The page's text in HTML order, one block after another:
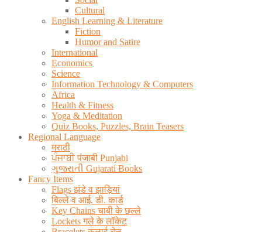
Cultural
English Learning & Literature
Fiction
Humor and Satire
International
Economics
Science
Information Technology & Computers
Africa
Health & Fitness
Yoga & Meditation
Quiz Books, Puzzles, Brain Teasers
Regional Language
मराठी
ਪੰਜਾਬੀ पंजाबी Punjabi
ગુજરાતી Gujarati Books
Fancy Items
Flags झंडे व झाड़ियां
बिल्ले व आई. डी. कार्ड
Key Chains चाबी के छल्ले
Lockets गले के लॉकेट